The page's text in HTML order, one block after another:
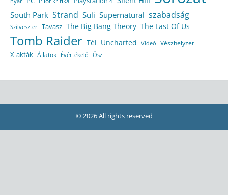
South Park Strand Suli Supernatural szabadság
Szilveszter Tavasz The Big Bang Theory The Last Of Us
Tomb Raider Tél Uncharted Videó Vészhelyzet
X-akták Állatok Évértékelő Ősz
© 2026 All rights reserved